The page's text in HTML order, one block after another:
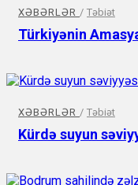
XƏBƏRLƏR / Təbiət
Türkiyənin
XƏBƏRLƏR / Təbiət
Kürdə suyun